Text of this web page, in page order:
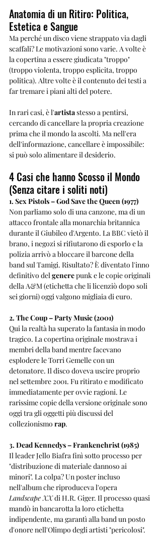
Anatomia di un Ritiro: Politica,
Estetica e Sangue
Ma perché un disco viene strappato via dagli
scaffali? Le motivazioni sono varie. A volte è
la copertina a essere giudicata "troppo"
(troppo violenta, troppo esplicita, troppo
politica). Altre volte è il contenuto dei testi a
far tremare i piani alti del potere.
In rari casi, è l'artista stesso a pentirsi,
cercando di cancellare la propria creazione
prima che il mondo la ascolti. Ma nell'era
dell'informazione, cancellare è impossibile:
si può solo alimentare il desiderio.
4 Casi che hanno Scosso il Mondo
(Senza citare i soliti noti)
1. Sex Pistols – God Save the Queen (1977)
Non parliamo solo di una canzone, ma di un
attacco frontale alla monarchia britannica
durante il Giubileo d'Argento. La BBC vietò il
brano, i negozi si rifiutarono di esporlo e la
polizia arrivò a bloccare il barcone della
band sul Tamigi. Risultato? È diventato l'inno
definitivo del genere punk e le copie originali
della A&M (etichetta che li licenziò dopo soli
sei giorni) oggi valgono migliaia di euro.
2. The Coup – Party Music (2001)
Qui la realtà ha superato la fantasia in modo
tragico. La copertina originale mostrava i
membri della band mentre facevano
esplodere le Torri Gemelle con un
detonatore. Il disco doveva uscire proprio
nel settembre 2001. Fu ritirato e modificato
immediatamente per ovvie ragioni. Le
rarissime copie della versione originale sono
oggi tra gli oggetti più discussi del
collezionismo rap.
3. Dead Kennedys – Frankenchrist (1985)
Il leader Jello Biafra finì sotto processo per
"distribuzione di materiale dannoso ai
minori". La colpa? Un poster incluso
nell'album che riproduceva l'opera
Landscape XX di H.R. Giger. Il processo quasi
mandò in bancarotta la loro etichetta
indipendente, ma garantì alla band un posto
d'onore nell'Olimpo degli artisti "pericolosi".